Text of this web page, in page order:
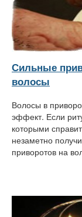
Сильные
волосы
Волосы в
эффект. Если
которыми
незаметно
приворотов на